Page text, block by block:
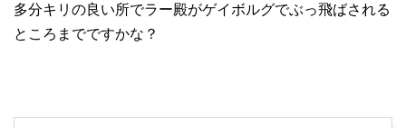
多分キリの良い所でラー殿がゲイボルグでぶっ飛ばされる
ところまでですかな？